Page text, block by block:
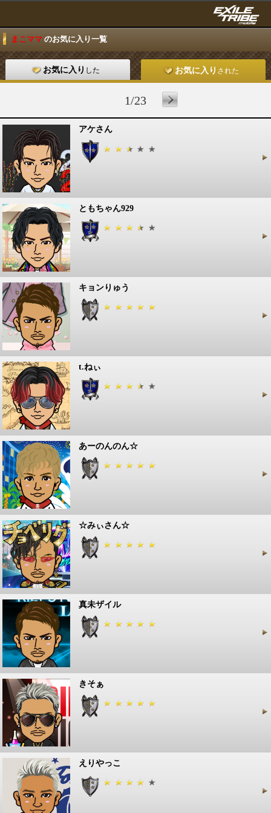
まこママ のお気に入り一覧
お気に入り した お気に入り された
1/23
アケさん
ともちゃん929
キョンりゅう
t.ねぃ
あーのんのん☆
☆みぃさん☆
真未ザイル
きそぁ
えりやっこ